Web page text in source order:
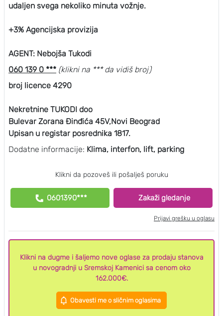
udaljen svega nekoliko minuta vožnje.
+3% Agencijska provizija
AGENT: Nebojša Tukodi
060 139 0 *** (klikni na *** da vidiš broj)
broj licence 4290
Nekretnine TUKODI doo
Bulevar Zorana Đinđića 45V,Novi Beograd
Upisan u registar posrednika 1817.
Dodatne informacije: Klima, interfon, lift, parking
Klikni da pozoveš ili pošalješ poruku
0601390*** Zakaži gledanje
Prijavi grešku u oglasu
Klikni na dugme i šaljemo nove oglase za prodaju stanova
u novogradnji u Sremskoj Kamenici sa cenom oko
162.000€.
Obavesti me o sličnim oglasima